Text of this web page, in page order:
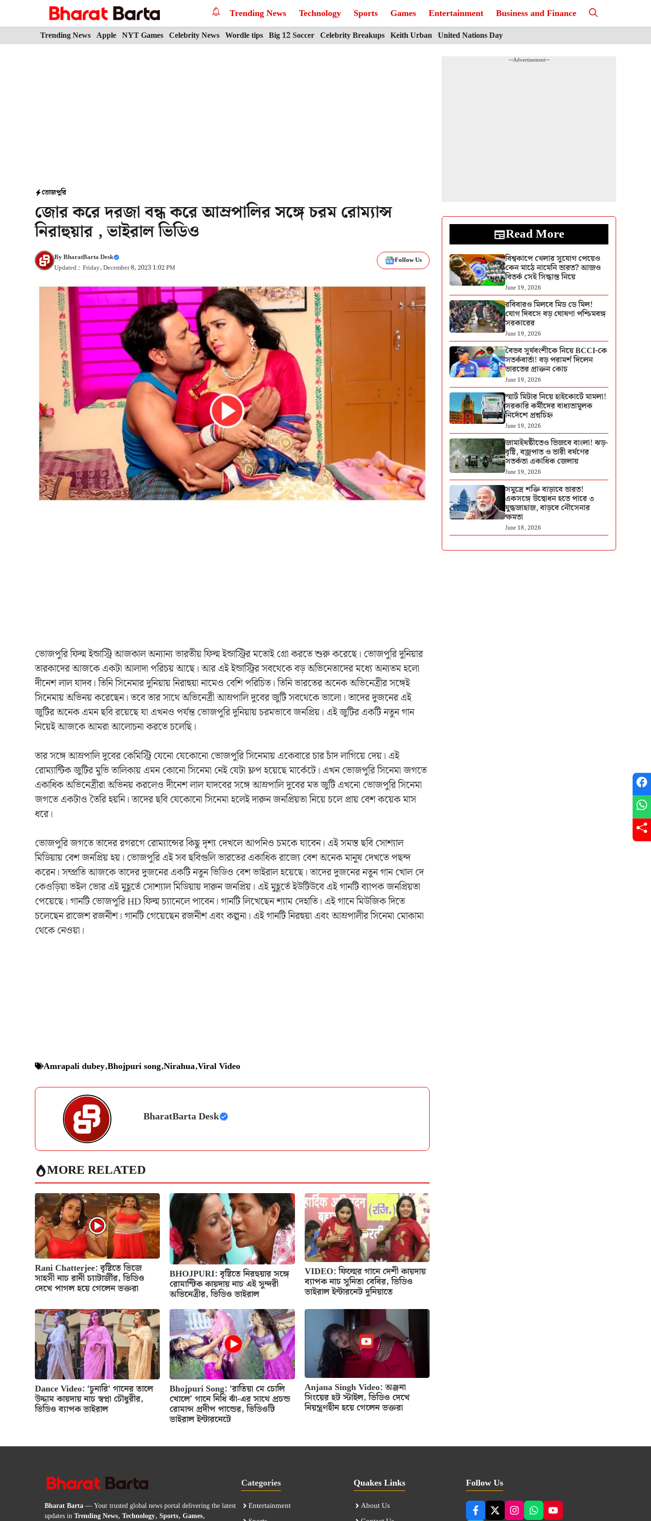
Trending News Technology Sports Games Entertainment Business and Finance
Trending News Apple NYT Games Celebrity News Wordle tips Big 12 Soccer Celebrity Breakups Keith Urban United Nations Day
ভোজপুরি
জোর করে দরজা বন্ধ করে আম্রপালির সঙ্গে চরম রোম্যান্স
নিরাহুয়ার , ভাইরাল ভিডিও
ByBharatBarta Desk
Updated : Friday, December 8, 2023 1:02 PM
Follow Us
ভোজপুরি ফিল্ম ইন্ডাস্ট্রি আজকাল অন্যান্য ভারতীয় ফিল্ম ইন্ডাস্ট্রির মতোই গ্রো করতে শুরু করেছে। ভোজপুরি দুনিয়ার
তারকাদের আজকে একটা আলাদা পরিচয় আছে। আর এই ইন্ডাস্ট্রির সবথেকে বড় অভিনেতাদের মধ্যে অন্যতম হলো
দীনেশ লাল যাদব। তিনি সিনেমার দুনিয়ায় নিরাহুয়া নামেও বেশি পরিচিত। তিনি ভারতের অনেক অভিনেত্রীর সঙ্গেই
সিনেমায় অভিনয় করেছেন। তবে তার সাথে অভিনেত্রী আম্রপালি দুবের জুটি সবথেকে ভালো। তাদের দুজনের এই
জুটির অনেক এমন ছবি রয়েছে যা এখনও পর্যন্ত ভোজপুরি দুনিয়ায় চরমভাবে জনপ্রিয়। এই জুটির একটি নতুন গান
নিয়েই আজকে আমরা আলোচনা করতে চলেছি।
তার সঙ্গে আম্রপালি দুবের কেমিস্ট্রি যেনো যেকোনো ভোজপুরি সিনেমায় একেবারে চার চাঁদ লাগিয়ে দেয়। এই
রোম্যান্টিক জুটির মুভি তালিকায় এমন কোনো সিনেমা নেই যেটা ফ্লপ হয়েছে মার্কেটে। এখন ভোজপুরি সিনেমা জগতে
একাধিক অভিনেত্রীরা অভিনয় করলেও দীনেশ লাল যাদবের সঙ্গে আম্রপালি দুবের মত জুটি এখনো ভোজপুরি সিনেমা
জগতে একটাও তৈরি হয়নি। তাদের ছবি যেকোনো সিনেমা হলেই দারুন জনপ্রিয়তা নিয়ে চলে প্রায় বেশ কয়েক মাস
ধরে।
ভোজপুরি জগতে তাদের রগরগে রোম্যান্সের কিছু দৃশ্য দেখলে আপনিও চমকে যাবেন। এই সমস্ত ছবি সোশ্যাল
মিডিয়ায় বেশ জনপ্রিয় হয়। ভোজপুরি এই সব ছবিগুলি ভারতের একাধিক রাজ্যে বেশ অনেক মানুষ দেখতে পছন্দ
করেন। সম্প্রতি আজকে তাদের দুজনের একটি নতুন ভিডিও বেশ ভাইরাল হয়েছে। তাদের দুজনের নতুন গান খোল দে
কেওড়িয়া ভইল ভোর এই মুহূর্তে সোশ্যাল মিডিয়ায় দারুন জনপ্রিয়। এই মুহূর্তে ইউটিউবে এই গানটি ব্যাপক জনপ্রিয়তা
পেয়েছে। গানটি ভোজপুরি HD ফিল্ম চ্যানেলে পাবেন। গানটি লিখেছেন শ্যাম দেহাতি। এই গানে মিউজিক দিতে
চলেছেন রাজেশ রজনীশ। গানটি গেয়েছেন রজনীশ এবং কল্পনা। এই গানটি নিরহুয়া এবং আম্রপালীর সিনেমা মোকামা
থেকে নেওয়া।
Amrapali dubey,Bhojpuri song,Nirahua,Viral Video
BharatBarta Desk
MORE RELATED
Rani Chatterjee: বৃষ্টিতে ভিজে
সাহসী নাচ রানী চ্যাটার্জীর, ভিডিও
দেখে পাগল হয়ে গেলেন ভক্তরা
BHOJPURI: বৃষ্টিতে নিরহুয়ার সঙ্গে
রোমান্টিক কায়দায় নাচ এই সুন্দরী
অভিনেত্রীর, ভিডিও ভাইরাল
VIDEO: ফিল্মের গানে দেশী কায়দায়
ব্যাপক নাচ সুনিতা বেবির, ভিডিও
ভাইরাল ইন্টারনেট দুনিয়াতে
Dance Video: ‘চুনারি‘ গানের তালে
উদ্দাম কায়দায় নাচ স্বপ্না চৌধুরীর,
ভিডিও ব্যাপক ভাইরাল
Bhojpuri Song: ‘রাতিয়া মে চোলি
খোলে’ গানে নিধি ঝাঁ-এর সাথে প্রচন্ড
রোমান্স প্রদীপ পান্ডের, ভিডিওটি
ভাইরাল ইন্টারনেটে
Anjana Singh Video: অঞ্জনা
সিংয়ের হট স্টাইল, ভিডিও দেখে
নিয়ন্ত্রণহীন হয়ে গেলেন ভক্তরা
---Advertisement---
Read More
বিশ্বকাপে খেলার সুযোগ পেয়েও
কেন মাঠে নামেনি ভারত? আজও
বিতর্ক সেই সিদ্ধান্ত নিয়ে
June 19, 2026
রবিবারও মিলবে মিড ডে মিল!
যোগ দিবসে বড় ঘোষণা পশ্চিমবঙ্গ
সরকারের
June 19, 2026
বৈভব সূর্যবংশীকে নিয়ে BCCI-কে
সতর্কবার্তা! বড় পরামর্শ দিলেন
ভারতের প্রাক্তন কোচ
June 19, 2026
স্মার্ট মিটার নিয়ে হাইকোর্টে মামলা!
সরকারি কর্মীদের বাধ্যতামূলক
নির্দেশে প্রশ্নচিহ্ন
June 19, 2026
জামাইষষ্ঠীতেও ভিজবে বাংলা! ঝড়-
বৃষ্টি, বজ্রপাত ও ভারী বর্ষণের
সতর্কতা একাধিক জেলায়
June 19, 2026
সমুদ্রে শক্তি বাড়াবে ভারত!
একসঙ্গে উদ্বোধন হতে পারে ৩
যুদ্ধজাহাজ, বাড়বে নৌসেনার
ক্ষমতা
June 18, 2026
Bharat Barta— Your trusted global news portal delivering the latest
updates inTrending News, Technology, Sports, Games,
Categories
Entertainment
Quakes Links
About Us
Follow Us